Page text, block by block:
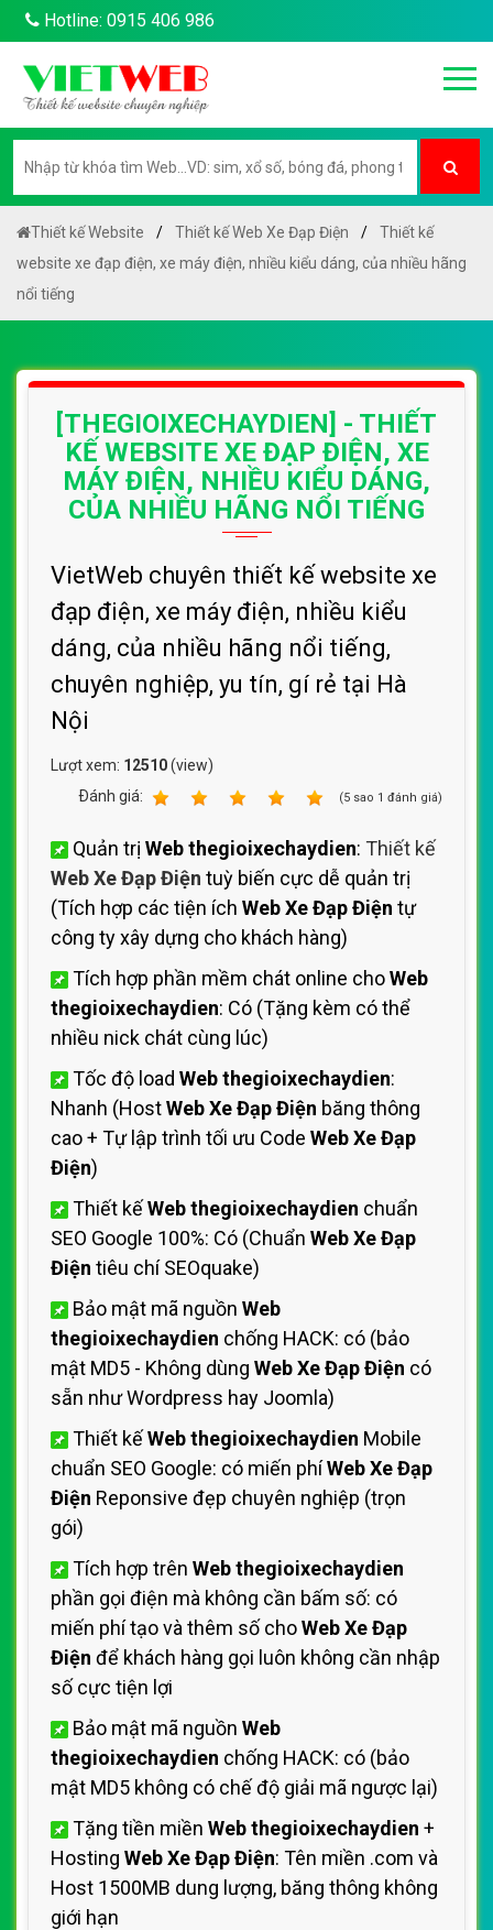
Hotline: 0915 406 986
Thiết kế Website Thiết kế Web Xe Đạp Điện
Thiết kế
website xe đạp điện, xe máy điện, nhiều kiểu dáng, của nhiều hãng
nổi tiếng
[THEGIOIXECHAYDIEN] - THIẾT
KẾ WEBSITE XE ĐẠP ĐIỆN, XE
MÁY ĐIỆN, NHIỀU KIỂU DÁNG,
CỦA NHIỀU HÃNG NỔI TIẾNG
VietWeb chuyên thiết kế website xe
đạp điện, xe máy điện, nhiều kiểu
dáng, của nhiều hãng nổi tiếng,
chuyên nghiệp, yu tín, gí rẻ tại Hà
Nội
Lượt xem: 12510(view)
Ðánh giá:
(5 sao 1 đánh giá)
Quản trị Web thegioixechaydien: Thiết kế
Web Xe Đạp Điện tuỳ biến cực dễ quản trị
(Tích hợp các tiện ích Web Xe Đạp Điện tự
công ty xây dựng cho khách hàng)
Tích hợp phần mềm chát online choWeb
thegioixechaydien: Có (Tặng kèm có thể
nhiều nick chát cùng lúc)
Tốc độ load Web thegioixechaydien:
Nhanh (HostWeb Xe Đạp Điện băng thông
cao + Tự lập trình tối ưu Code Web Xe Đạp
Điện)
Thiết kếWeb thegioixechaydien chuẩn
SEO Google 100%: Có (Chuẩn Web Xe Đạp
Điện tiêu chí SEOquake)
Bảo mật mã nguồn Web
thegioixechaydien chống HACK: có (bảo
mật MD5 - Không dùng Web Xe Đạp Điện có
sẵn như Wordpress hay Joomla)
Thiết kếWeb thegioixechaydien Mobile
chuẩn SEO Google: có miến phíWeb Xe Đạp
Điện Reponsive đẹp chuyên nghiệp (trọn
gói)
Tích hợp trên Web thegioixechaydien
phần gọi điện mà không cần bấm số: có
miến phí tạo và thêm số choWeb Xe Đạp
Điện để khách hàng gọi luôn không cần nhập
số cực tiện lợi
Bảo mật mã nguồn Web
thegioixechaydien chống HACK: có (bảo
mật MD5 không có chế độ giải mã ngược lại)
Tặng tiền miền Web thegioixechaydien +
Hosting Web Xe Đạp Điện: Tên miền .com và
Host 1500MB dung lượng, băng thông không
giới hạn